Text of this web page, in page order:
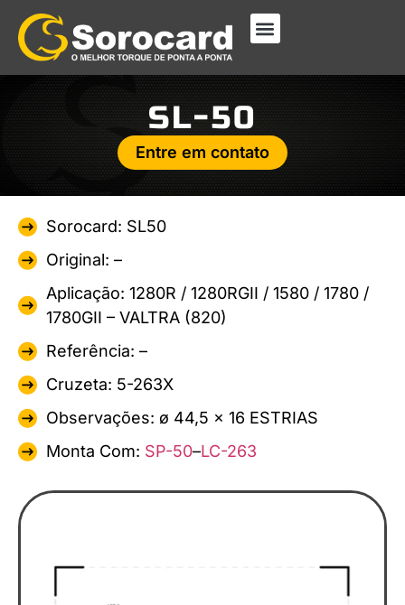
SL-50
Entre em contato
Sorocard: SL50
Original: –
Aplicação: 1280R / 1280RGII / 1580 / 1780 /
1780GII – VALTRA (820)
Referência: –
Cruzeta: 5-263X
Observações: ø 44,5 x 16 ESTRIAS
Monta Com: SP-50–LC-263